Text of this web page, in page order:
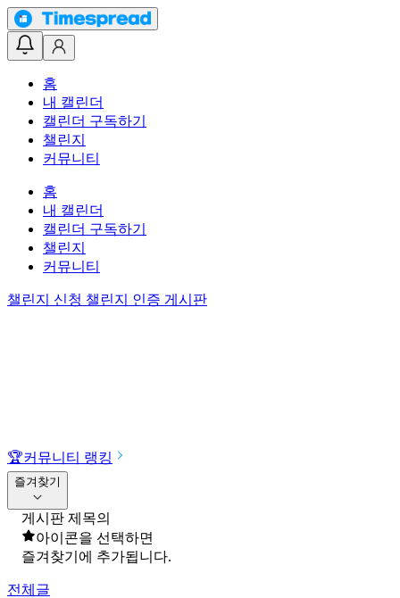
홈
내 캘린더
캘린더 구독하기
챌린지
커뮤니티
홈
내 캘린더
캘린더 구독하기
챌린지
커뮤니티
챌린지 신청 챌린지 인증 게시판
🏆커뮤니티 랭킹
즐겨찾기
게시판 제목의
아이콘을 선택하면
즐겨찾기에 추가됩니다.
전체글